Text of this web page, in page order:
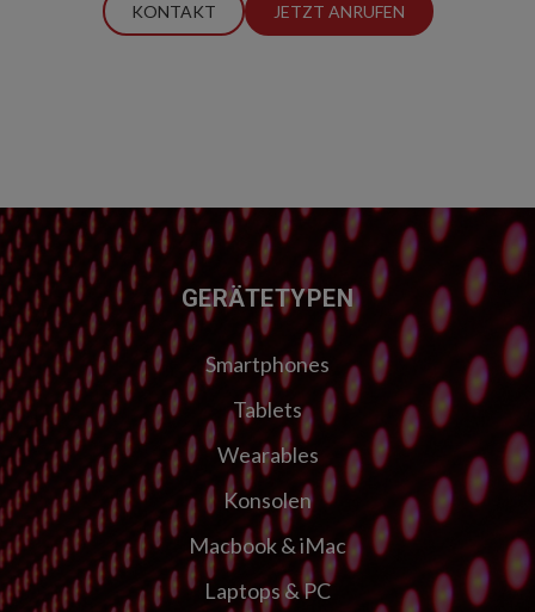
KONTAKT JETZT ANRUFEN
FUSSZEILE GERÄTETYPEN
Smartphones
Tablets
Wearables
Konsolen
Macbook & iMac
Laptops & PC